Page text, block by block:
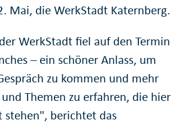
Mai, die WerkStadt Katernberg.
WerkStadt fiel auf den Termin
– ein schöner Anlass, um
zu kommen und mehr
Themen zu erfahren, die hier
berichtet das